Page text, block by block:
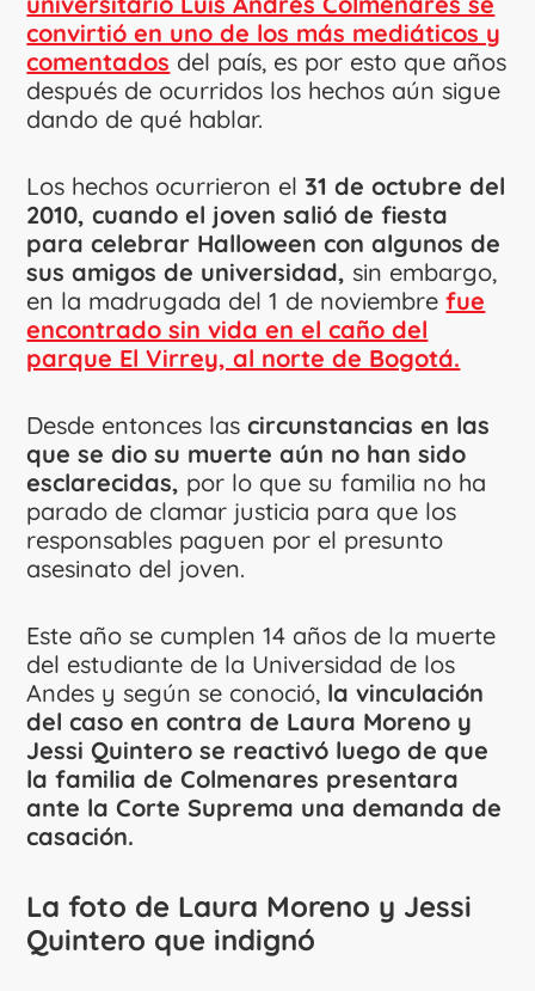
convirtió en uno de los más mediáticos y
comentados del país, es por esto que años
después de ocurridos los hechos aún sigue
dando de qué hablar.
Los hechos ocurrieron el31 de octubre del
2010, cuando el joven salió de fiesta
para celebrar Halloween con algunos de
sus amigos de universidad, sin embargo,
en la madrugada del 1 de noviembrefue
encontrado sin vida en el caño del
parque El Virrey, al norte de Bogotá.
Desde entonces lascircunstancias en las
que se dio su muerte aún no han sido
esclarecidas, por lo que su familia no ha
parado de clamar justicia para que los
responsables paguen por el presunto
asesinato del joven.
Este año se cumplen 14 años de la muerte
del estudiante de la Universidad de los
Andes y según se conoció, la vinculación
del caso en contra de Laura Moreno y
Jessi Quintero se reactivó luego de que
la familia de Colmenares presentara
ante la Corte Suprema una demanda de
casación.
La foto de Laura Moreno y Jessi
Quintero que indignó